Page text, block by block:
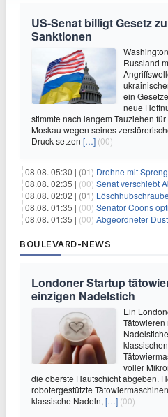
US-Senat billigt Gesetz
Sanktionen
Russland
ein
neue
stimmte nach langem Tauziehen
Moskau wegen seines
Druck setzen […] (00)
08.08. 05:30 | (01) Drohne mit
08.08. 02:35 | (00) Senat verschiebt Abstimmung über das
08.08. 02:02 | (01)
08.08. 01:35 | (00) Senator Coons optimistisch über
08.08. 01:35 | (00) Abgeordneter Dusty Johnson setzt sich
BOULEVARD-NEWS
Londoner Startup
einzigen Nadelstich
Ein
voller
die oberste Hautschicht abgeben.
robotergestützte
klassische Nadeln, […] (00)